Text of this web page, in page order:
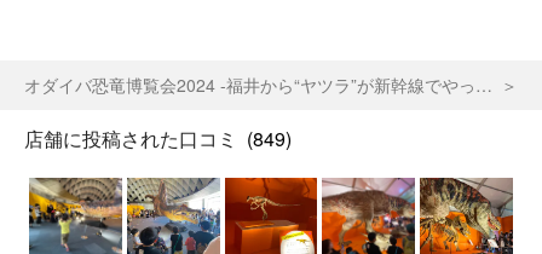
オダイバ恐竜博覧会2024 -福井から“ヤツラ”が新幹線でやってくる！-
店舗に投稿された口コミ (849)